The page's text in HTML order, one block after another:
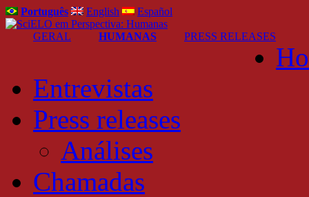
Português English Español
GERAL HUMANAS PRESS RELEASES
Entrevistas
Press releases
Análises
Chamadas